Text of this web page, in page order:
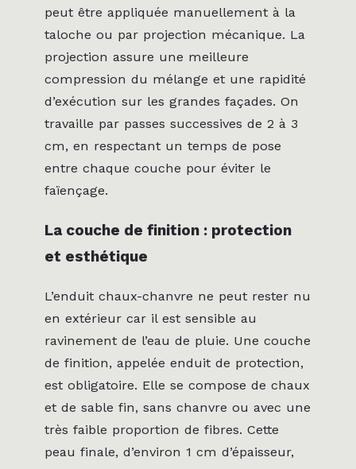
peut être appliquée manuellement à la
taloche ou par projection mécanique. La
projection assure une meilleure
compression du mélange et une rapidité
d’exécution sur les grandes façades. On
travaille par passes successives de 2 à 3
cm, en respectant un temps de pose
entre chaque couche pour éviter le
faïençage.
La couche de finition : protection
et esthétique
L’enduit chaux-chanvre ne peut rester nu
en extérieur car il est sensible au
ravinement de l’eau de pluie. Une couche
de finition, appelée enduit de protection,
est obligatoire. Elle se compose de chaux
et de sable fin, sans chanvre ou avec une
très faible proportion de fibres. Cette
peau finale, d’environ 1 cm d’épaisseur,